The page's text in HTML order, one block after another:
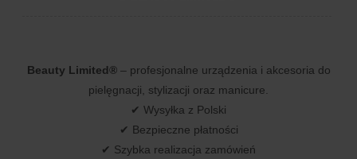
Beauty Limited®– profesjonalne urządzenia i akcesoria do
pielęgnacji, stylizacji oraz manicure.
✔ Wysyłka z Polski
✔ Bezpieczne płatności
✔ Szybka realizacja zamówień